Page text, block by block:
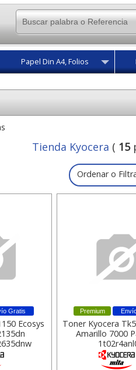
Papel Din A4, Folios
Tienda Kyocera ( 15
Ordenar o
Gratis
Ecosys
100000
Premium
Toner Kyocera
Amarillo 7000